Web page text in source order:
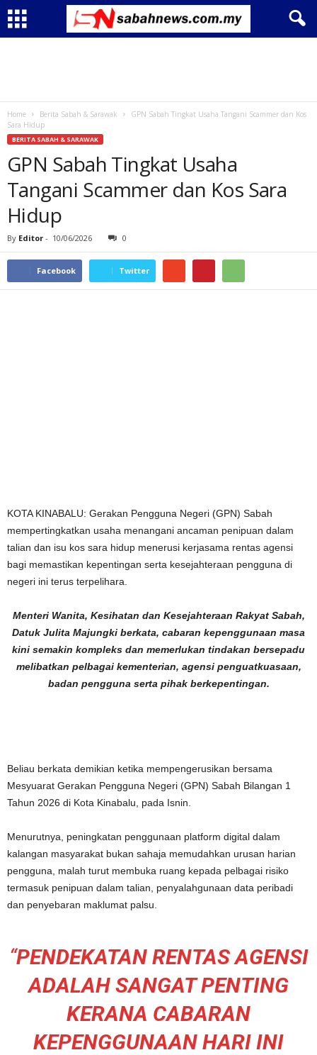
Home Berita Sabah & Sarawak
GPN Sabah Tingkat Usaha Tangani Scammer dan Kos
Sara Hidup
BERITA SABAH & SARAWAK
GPN Sabah Tingkat Usaha
Tangani Scammer dan Kos Sara
Hidup
By Editor - 10/06/2026 0
Facebook Twitter
KOTA KINABALU: Gerakan Pengguna Negeri (GPN) Sabah
mempertingkatkan usaha menangani ancaman penipuan dalam
talian dan isu kos sara hidup menerusi kerjasama rentas agensi
bagi memastikan kepentingan serta kesejahteraan pengguna di
negeri ini terus terpelihara.
Menteri Wanita, Kesihatan dan Kesejahteraan Rakyat Sabah,
Datuk Julita Majungki berkata, cabaran kepenggunaan masa
kini semakin kompleks dan memerlukan tindakan bersepadu
melibatkan pelbagai kementerian, agensi penguatkuasaan,
badan pengguna serta pihak berkepentingan.
Beliau berkata demikian ketika mempengerusikan bersama
Mesyuarat Gerakan Pengguna Negeri (GPN) Sabah Bilangan 1
Tahun 2026 di Kota Kinabalu, pada Isnin.
Menurutnya, peningkatan penggunaan platform digital dalam
kalangan masyarakat bukan sahaja memudahkan urusan harian
pengguna, malah turut membuka ruang kepada pelbagai risiko
termasuk penipuan dalam talian, penyalahgunaan data peribadi
dan penyebaran maklumat palsu.
“PENDEKATAN RENTAS AGENSI
ADALAH SANGAT PENTING
KERANA CABARAN
KEPENGGUNAAN HARI INI